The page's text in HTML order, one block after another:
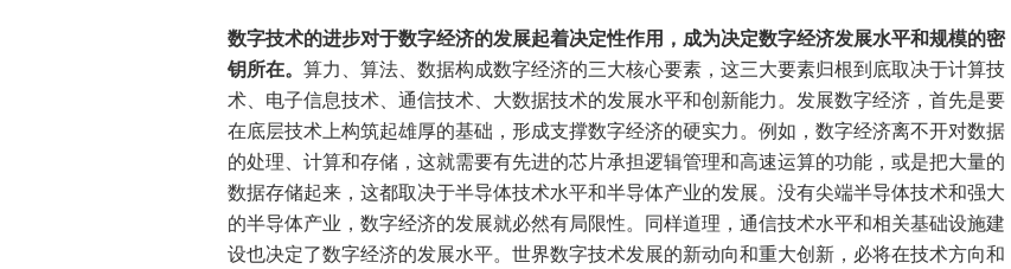
数字技术的进步对于数字经济的发展起着决定性作用，成为决定数字经济发展水平和规模的密
钥所在。 算力、算法、数据构成数字经济的三大核心要素，这三大要素归根到底取决于计算技
术、电子信息技术、通信技术、大数据技术的发展水平和创新能力。发展数字经济，首先是要
在底层技术上构筑起雄厚的基础，形成支撑数字经济的硬实力。例如，数字经济离不开对数据
的处理、计算和存储，这就需要有先进的芯片承担逻辑管理和高速运算的功能，或是把大量的
数据存储起来，这都取决于半导体技术水平和半导体产业的发展。没有尖端半导体技术和强大
的半导体产业，数字经济的发展就必然有局限性。同样道理，通信技术水平和相关基础设施建
设也决定了数字经济的发展水平。世界数字技术发展的新动向和重大创新，必将在技术方向和